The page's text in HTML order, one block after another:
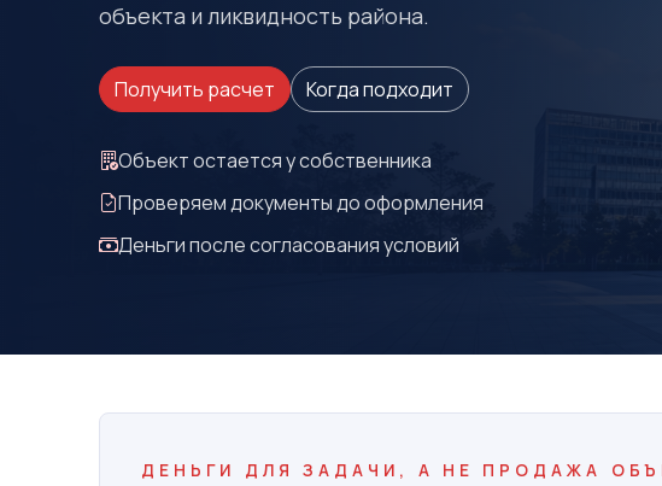
объекта и ликвидность района.
Получить расчет Когда подходит
Объект остается у собственника
Проверяем документы до оформления
Деньги после согласования условий
ДЕНЬГИ ДЛЯ ЗАДАЧИ, А НЕ ПРОДАЖА